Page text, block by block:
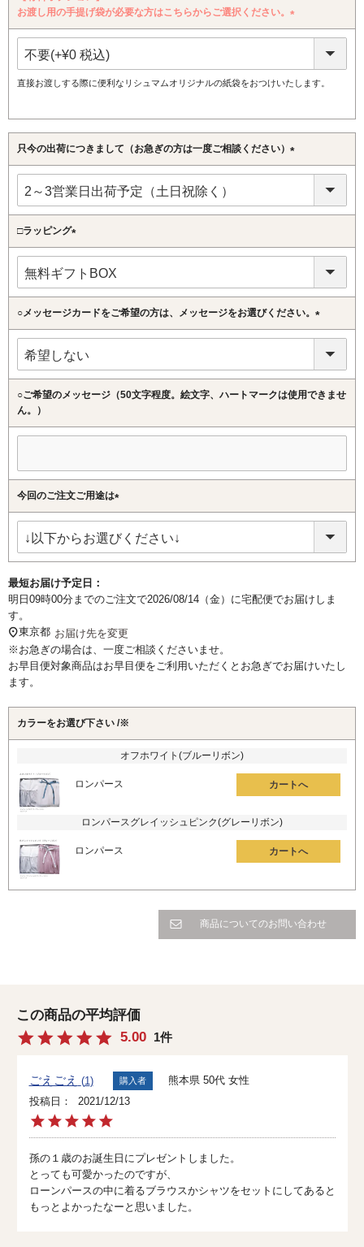
お渡し用の手提げ袋が必要な方はこちらからご選択ください。
(必
直接お渡しする際に便利なリシュマムオリジナルの紙袋をおつけいたします。
只今の出荷につきまして（お急ぎの方は一度ご相談ください）
(必
□ラッピング
(必
須)
○メッセージカードをご希望の方は、メッセージをお選びください。
(必
○ご希望のメッセージ（50文字程度。絵文字、ハートマークは使用できませ
ん。）
今回のご注文ご用途は
(必
須)
最短お届け予定日：
明日 09時00分までのご注文で2026/08/14（金） に宅配便でお届けしま
す。
東京都 お届け先を変更
※お急ぎの場合は、一度ご相談くださいませ。
お早目便対象商品はお早目便をご利用いただくとお急ぎでお届けいたし
ます。
カラーをお選び下さい ※
オフホワイト(ブルーリボン)
ロンパース カートへ
ロンパースグレイッシュピンク(グレーリボン)
ロンパース カートへ
商品についてのお問い合わせ
5.00 1
ごえごえ 1 購入者 熊本県 50代 女性
投稿日
2021/12/13
孫の１歳のお誕生日にプレゼントしました。
とっても可愛かったのですが、
ローンパースの中に着るブラウスかシャツをセットにしてあると
もっとよかったなーと思いました。